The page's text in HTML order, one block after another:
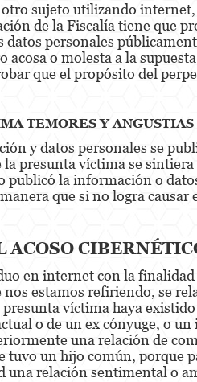
otro sujeto utilizando
de la Fiscalía tiene que
personales
o molesta a la
que el propósito del
TEMORES Y ANGUSTIAS
y datos personales se
presunta víctima se
publicó la información o
que si no logra
en internet con la finalidad
estamos refiriendo, se
víctima haya
o de un ex cónyuge, o
una relación de
tuvo un hijo común, porque
una relación sentimental o